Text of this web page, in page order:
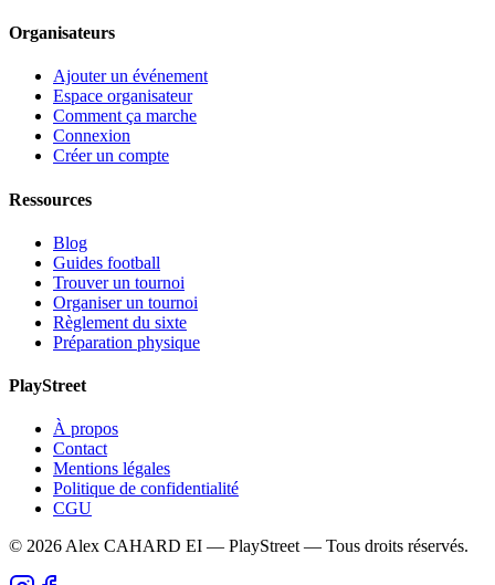
Organisateurs
Ajouter un événement
Espace organisateur
Comment ça marche
Connexion
Créer un compte
Ressources
Blog
Guides football
Trouver un tournoi
Organiser un tournoi
Règlement du sixte
Préparation physique
PlayStreet
À propos
Contact
Mentions légales
Politique de confidentialité
CGU
© 2026 Alex CAHARD EI — PlayStreet — Tous droits réservés.